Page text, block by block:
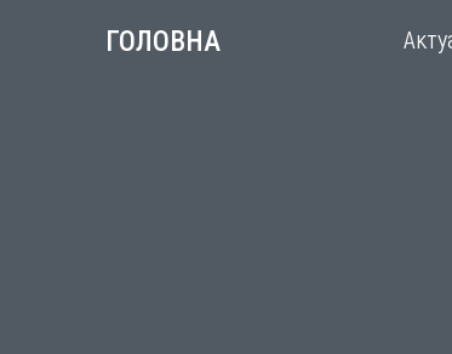
ГОЛОВНА